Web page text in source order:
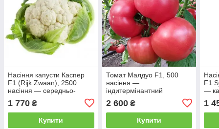
Насіння капусти Каспер
F1 (Rijk Zwaan), 2500
насіння — середньо-
кольорове
1 770 ₴
Купити
Томат Малдуо F1, 500
насіння —
індитермінантний
10.2021 року, ЗНИЖКА
2 600₴
Купити
F1
—
1